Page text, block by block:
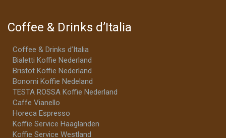
Coffee & Drinks d’Italia
Coffee & Drinks d’Italia
Bialetti Koffie Nederland
Bristot Koffie Nederland
Bonomi Koffie Nedeland
TESTA ROSSA Koffie Nederland
Caffe Vianello
Horeca Espresso
Koffie Service Haaglanden
Koffie Service Westland